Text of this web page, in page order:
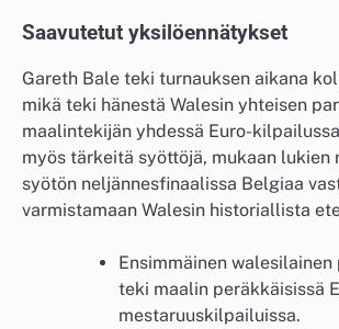
Saavutetut yksilöennätykset
Gareth Bale teki turnauksen aikana
mikä teki hänestä Walesin yhteisen
maalintekijän yhdessä Euro-
myös tärkeitä syöttöjä, mukaan lukien
syötön neljännesfinaalissa Belgiaa
varmistamaan Walesin historiallista
Ensimmäinen walesilainen
teki maalin peräkkäisissä
mestaruuskilpailuissa.